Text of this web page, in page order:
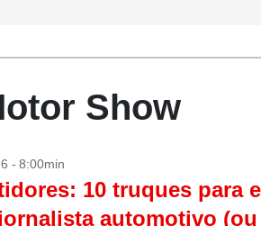
Show
- 8:00min
10 truques para
automotivo (ou